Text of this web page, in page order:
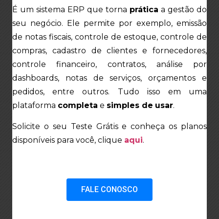
É um sistema ERP que torna prática a gestão do
seu negócio. Ele permite por exemplo, emissão
de notas fiscais, controle de estoque, controle de
compras, cadastro de clientes e fornecedores,
controle financeiro, contratos, análise por
dashboards, notas de serviços,
orçamentos e
pedidos, entre outros. Tudo isso em uma
plataforma completa e simples de usar.
Solicite o seu Teste Grátis e conheça os planos
disponíveis para você, clique aqui.
FALE CONOSCO